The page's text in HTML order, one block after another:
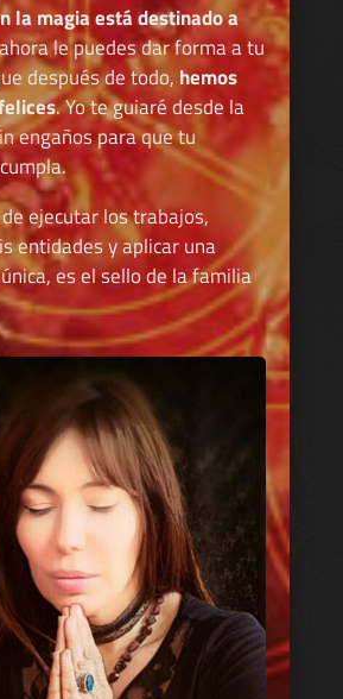
la magia está destinado a
le puedes dar forma a tu
después de todo, hemos
. Yo te guiaré desde la
engaños para que tu
ejecutar los trabajos,
entidades y aplicar una
es el sello de la familia